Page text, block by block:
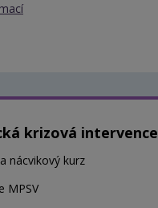
krizová intervence
nácvikový kurz
MPSV